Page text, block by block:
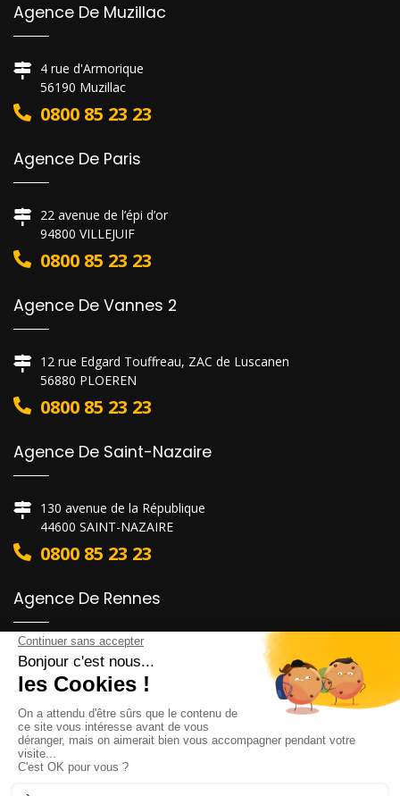
Agence De Muzillac
4 rue d'Armorique
56190 Muzillac
0800 85 23 23
Agence De Paris
22 avenue de l’épi d’or
94800 VILLEJUIF
0800 85 23 23
Agence De Vannes 2
12 rue Edgard Touffreau, ZAC de Luscanen
56880 PLOEREN
0800 85 23 23
Agence De Saint-Nazaire
130 avenue de la République
44600 SAINT-NAZAIRE
0800 85 23 23
Agence De Rennes
6 rue Alain Colas
35530 NOYAL-SUR-VILAINE
0800 85 23 23
Agence De Nantes